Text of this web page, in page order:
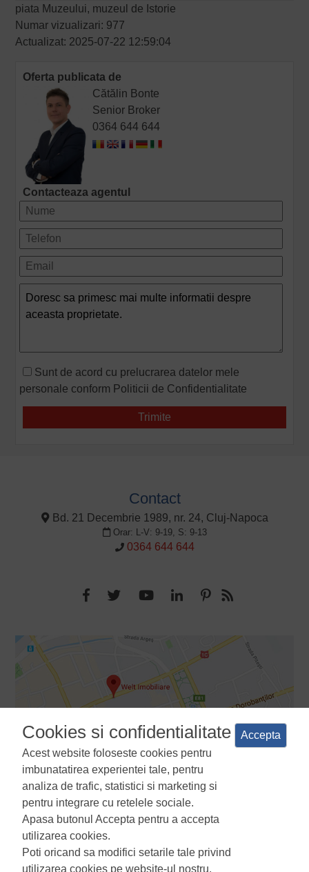
piata Muzeului, muzeul de Istorie
Numar vizualizari: 977
Actualizat: 2025-07-22 12:59:04
Oferta publicata de
Cătălin Bonte
Senior Broker
0364 644 644
Contacteaza agentul
Sunt de acord cu prelucrarea datelor mele
personale conform Politicii de Confidentialitate
Contact
Bd. 21 Decembrie 1989, nr. 24, Cluj-Napoca
Orar: L-V: 9-19, S: 9-13
0364 644 644
Termeni si conditii Politica de confidentialitate
utilizare a cookie-urilor
Cookies si confidentialitate
Acest website foloseste cookies pentru
imbunatatirea experientei tale, pentru
analiza de trafic, statistici si marketing si
pentru integrare cu retelele sociale.
Apasa butonul Accepta pentru a accepta
utilizarea cookies.
Poti oricand sa modifici setarile tale privind
utilizarea cookies pe website-ul nostru.
Accepta